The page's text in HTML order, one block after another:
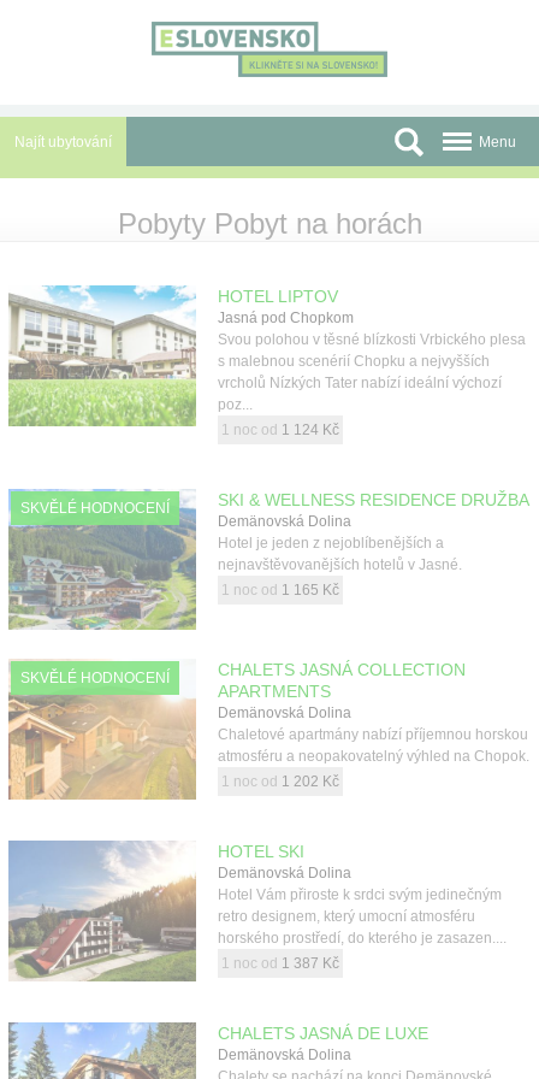
Najít ubytování
Autobusové zájezdy
Skupiny a konference
Před cestou
O nás
Kontakt
Menu
Pobyty Pobyt na horách
HOTEL LIPTOV
Jasná pod Chopkom
Svou polohou v těsné blízkosti Vrbického plesa
s malebnou scenérií Chopku a nejvyšších
vrcholů Nízkých Tater nabízí ideální výchozí
poz...
1 noc od 1 124 Kč
SKVĚLÉ HODNOCENÍ SKI & WELLNESS RESIDENCE DRUŽBA
Demänovská Dolina
Hotel je jeden z nejoblíbenějších a
nejnavštěvovanějších hotelů v Jasné.
1 noc od 1 165 Kč
SKVĚLÉ HODNOCENÍ
CHALETS JASNÁ COLLECTION
APARTMENTS
Demänovská Dolina
Chaletové apartmány nabízí příjemnou horskou
atmosféru a neopakovatelný výhled na Chopok.
1 noc od 1 202 Kč
HOTEL SKI
Demänovská Dolina
Hotel Vám přiroste k srdci svým jedinečným
retro designem, který umocní atmosféru
horského prostředí, do kterého je zasazen....
1 noc od 1 387 Kč
CHALETS JASNÁ DE LUXE
Demänovská Dolina